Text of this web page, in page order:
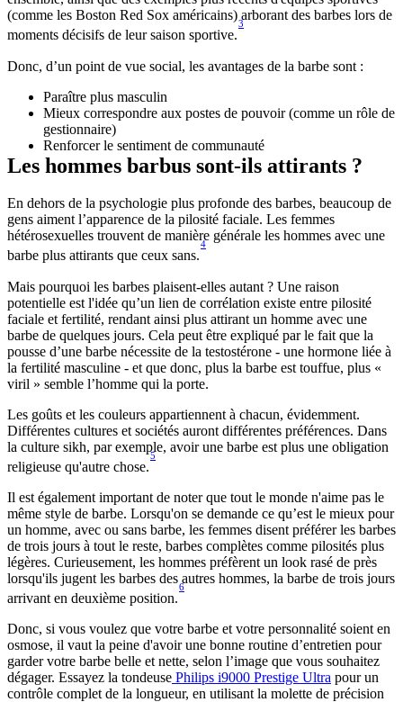
(comme les Boston Red Sox américains) arborant des barbes lors de
moments décisifs de leur saison sportive.
3
Donc, d’un point de vue social, les avantages de la barbe sont :
Paraître plus masculin
Mieux correspondre aux postes de pouvoir (comme un rôle de
gestionnaire)
Renforcer le sentiment de communauté
Les hommes barbus sont-ils attirants ?
En dehors de la psychologie plus profonde des barbes, beaucoup de
gens aiment l’apparence de la pilosité faciale. Les femmes
hétérosexuelles trouvent de manière générale les hommes avec une
barbe plus attirants que ceux sans.
4
Mais pourquoi les barbes plaisent-elles autant ? Une raison
potentielle est l'idée qu’un lien de corrélation existe entre pilosité
faciale et fertilité, rendant ainsi plus attirant un homme avec une
barbe de quelques jours. Cela peut être expliqué par le fait que la
pousse d’une barbe nécessite de la testostérone - une hormone liée à
la fertilité masculine - et que donc, plus la barbe est touffue, plus «
viril » semble l’homme qui la porte.
Les goûts et les couleurs appartiennent à chacun, évidemment.
Différentes cultures et sociétés auront différentes préférences. Dans
la culture sikh, par exemple, avoir une barbe est plus une obligation
religieuse qu'autre chose.
5
Il est également important de noter que tout le monde n'aime pas le
même style de barbe. Lorsqu'on se demande ce qu’est le mieux pour
un homme, avec ou sans barbe, les femmes disent préférer les barbes
de trois jours à tout le reste, barbes complètes comme pilosités plus
légères. Curieusement, les hommes préfèrent un look rasé de près
lorsqu'ils jugent les barbes des autres hommes, la barbe de trois jours
arrivant en deuxième position.
6
Donc, si vous voulez que votre barbe et votre personnalité soient en
osmose, il vaut la peine d'avoir une bonne routine d’entretien pour
garder votre barbe belle et nette, selon l’image que vous souhaitez
dégager. Essayez la tondeuse Philips i9000 Prestige Ultra pour un
contrôle complet de la longueur, en utilisant la molette de précision